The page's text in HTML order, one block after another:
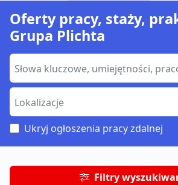
Oferty pracy, staży,
Grupa Plichta
Ukryj ogłoszenia pracy zdalnej
Filtry